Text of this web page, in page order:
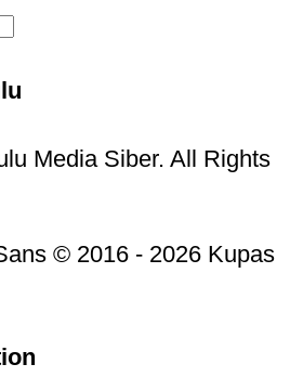
Media Siber. All Rights
© 2016 - 2026 Kupas